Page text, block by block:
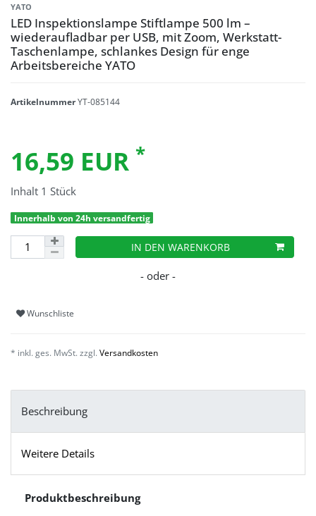
YATO
LED Inspektionslampe Stiftlampe 500 lm –
wiederaufladbar per USB, mit Zoom, Werkstatt-
Taschenlampe, schlankes Design für enge
Arbeitsbereiche YATO
ArtikelnummerYT-085144
16,59 EUR *
Inhalt 1 Stück
Innerhalb von 24h versandfertig
IN DEN WARENKORB
Wunschliste
* inkl. ges. MwSt. zzgl. Versandkosten
Beschreibung
Weitere Details
Produktbeschreibung